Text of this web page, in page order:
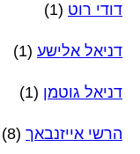
דודי רוט (1)
דניאל אלישע (1)
דניאל גוטמן (1)
הרשי אייזנבאך (8)